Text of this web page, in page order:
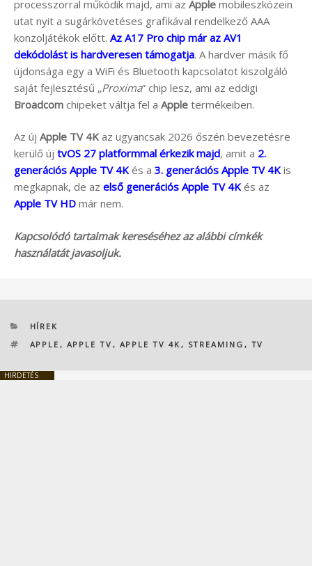
processzorral működik majd, ami az Apple mobileszközein
utat nyit a sugárkövetéses grafikával rendelkező AAA
konzoljátékok előtt. Az A17 Pro chip már az AV1
dekódolást is hardveresen támogatja. A hardver másik fő
újdonsága egy a WiFi és Bluetooth kapcsolatot kiszolgáló
saját fejlesztésű „Proxima” chip lesz, ami az eddigi
Broadcom chipeket váltja fel a Apple termékeiben.
Az új Apple TV 4K az ugyancsak 2026 őszén bevezetésre
kerülő új tvOS 27 platformmal érkezik majd, amit a 2.
generációs Apple TV 4Kés a 3. generációs Apple TV 4Kis
megkapnak, de az első generációs Apple TV 4Kés az
Apple TV HD már nem.
Kapcsolódó tartalmak kereséséhez az alábbi címkék
használatát javasoljuk.
KATEGÓRIÁK
HÍREK
CÍMKÉK
APPLE , APPLE TV , APPLE TV 4K , STREAMING , TV
HIRDETÉS